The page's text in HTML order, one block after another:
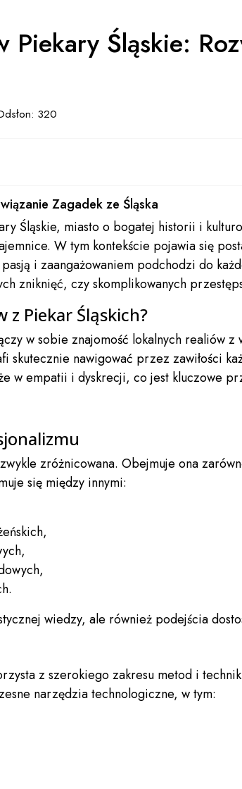
Piekary Śląskie:
320
Zagadek ze Śląska
Śląskie, miasto o bogatej historii i
W tym kontekście pojawia się
i zaangażowaniem podchodzi do
zniknięć, czy skomplikowanych
z Piekar Śląskich?
w sobie znajomość lokalnych realiów
nawigować przez zawiłości
w empatii i dyskrecji, co jest kluczowe
zróżnicowana. Obejmuje ona
się między innymi:
wiedzy, ale również podejścia
z szerokiego zakresu metod i
narzędzia technologiczne, w tym: